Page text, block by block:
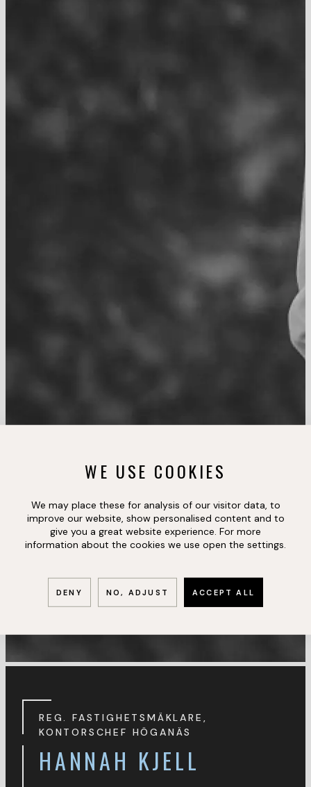
REG. FASTIGHETSMÄKLARE,
KONTORSCHEF HÖGANÄS
HANNAH KJELL
WE USE COOKIES
We may place these for analysis of our visitor data, to
improve our website, show personalised content and to
give you a great website experience. For more
information about the cookies we use open the settings.
DENY NO, ADJUST ACCEPT ALL